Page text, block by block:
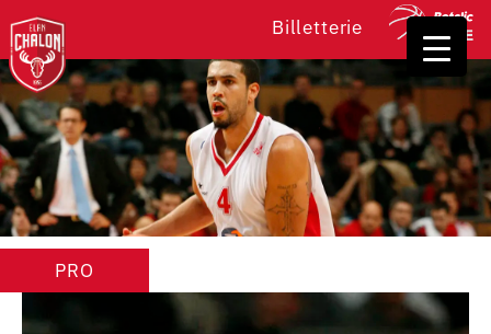
Billetterie
PRO